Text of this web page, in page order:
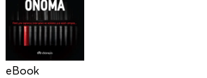
eBook